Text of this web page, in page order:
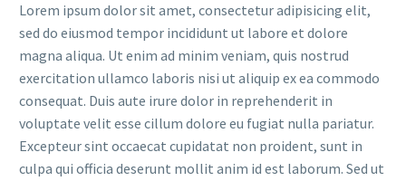
Lorem ipsum dolor sit amet, consectetur adipisicing elit,
sed do eiusmod tempor incididunt ut labore et dolore
magna aliqua. Ut enim ad minim veniam, quis nostrud
exercitation ullamco laboris nisi ut aliquip ex ea commodo
consequat. Duis aute irure dolor in reprehenderit in
voluptate velit esse cillum dolore eu fugiat nulla pariatur.
Excepteur sint occaecat cupidatat non proident, sunt in
culpa qui officia deserunt mollit anim id est laborum. Sed ut